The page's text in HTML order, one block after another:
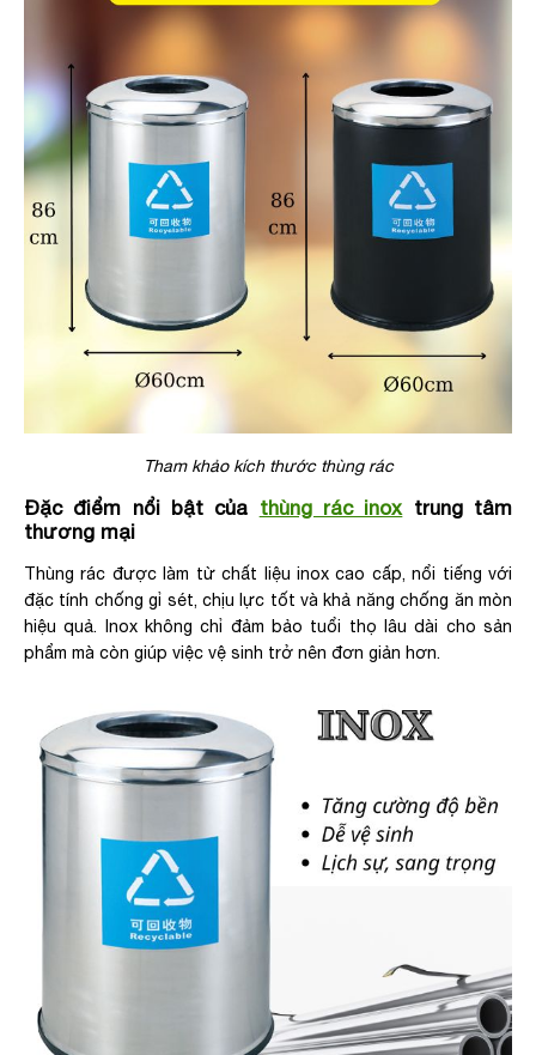
Tham khảo kích thước thùng rác
Đặc điểm nổi bật của thùng rác inox trung tâm
thương mại
Thùng rác được làm từ chất liệu inox cao cấp, nổi tiếng với
đặc tính chống gỉ sét, chịu lực tốt và khả năng chống ăn mòn
hiệu quả. Inox không chỉ đảm bảo tuổi thọ lâu dài cho sản
phẩm mà còn giúp việc vệ sinh trở nên đơn giản hơn.